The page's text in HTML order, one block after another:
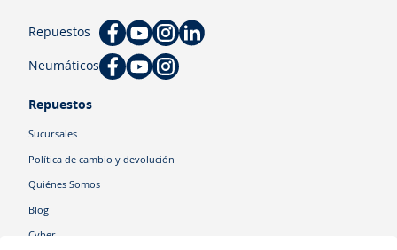
Repuestos
Neumáticos
Repuestos
Sucursales
Política de cambio y devolución
Quiénes Somos
Blog
Cyber